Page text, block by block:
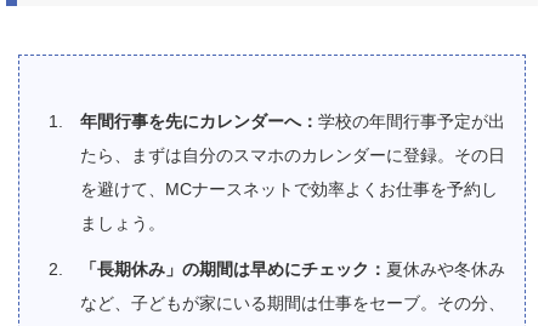
年間行事を先にカレンダーへ： 学校の年間行事予定が出
たら、まずは自分のスマホのカレンダーに登録。その日
を避けて、MCナースネットで効率よくお仕事を予約し
ましょう。
「長期休み」の期間は早めにチェック： 夏休みや冬休み
など、子どもが家にいる期間は仕事をセーブ。その分、